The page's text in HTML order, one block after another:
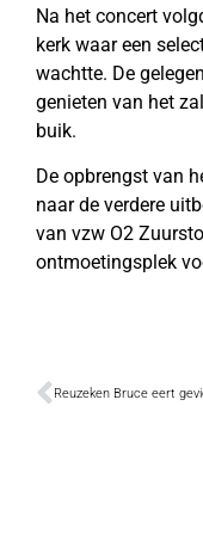
Na het concert
kerk waar een
wachtte. De
genieten van het
buik.
De opbrengst van
naar de verdere
van vzw O2
ontmoetingsplek